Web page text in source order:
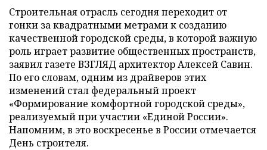
Строительная отрасль сегодня переходит от
гонки за квадратными метрами к созданию
качественной городской среды, в которой важную
роль играет развитие общественных пространств,
заявил газете ВЗГЛЯД архитектор Алексей Савин.
По его словам, одним из драйверов этих
изменений стал федеральный проект
«Формирование комфортной городской среды»,
реализуемый при участии «Единой России».
Напомним, в это воскресенье в России отмечается
День строителя.